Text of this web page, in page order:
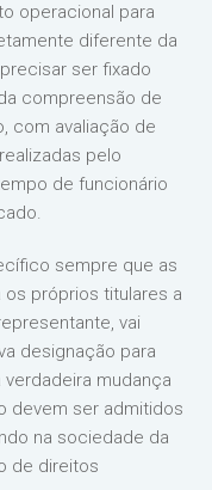
operacional para
diferente da
ser fixado
compreensão de
com avaliação de
pelo
de funcionário
sempre que as
próprios titulares a
vai
designação para
mudança
devem ser admitidos
na sociedade da
de direitos